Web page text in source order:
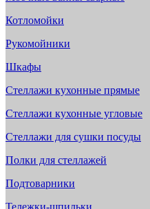
Котломойки
Рукомойники
Шкафы
Стеллажи кухонные прямые
Стеллажи кухонные угловые
Стеллажи для сушки посуды
Полки для стеллажей
Подтоварники
Тележки-шпильки